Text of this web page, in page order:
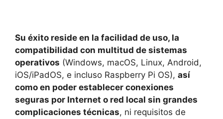
Su éxito reside en la facilidad de uso, la
compatibilidad con multitud de sistemas
operativos (Windows, macOS, Linux, Android,
iOS/iPadOS, e incluso Raspberry Pi OS), así
como en poder establecer conexiones
seguras por Internet o red local sin grandes
complicaciones técnicas, ni requisitos de